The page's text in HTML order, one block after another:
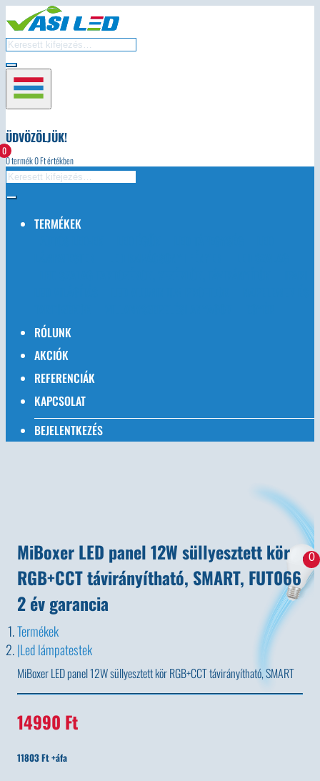
0
ÜDVÖZÖLJÜK!
0termék0Ft értékben
TERMÉKEK
RÓLUNK
AKCIÓK
REFERENCIÁK
KAPCSOLAT
BEJELENTKEZÉS
0
MiBoxer LED panel 12W süllyesztett kör
RGB+CCT távirányítható, SMART, FUT066
2 év garancia
Termékek
Led lámpatestek
MiBoxer LED panel 12W süllyesztett kör RGB+CCT távirányítható, SMART
14990 Ft
11803 Ft +áfa